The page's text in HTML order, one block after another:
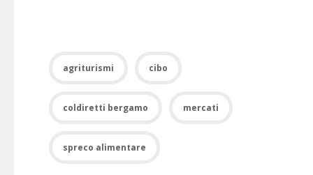
agriturismi cibo
coldiretti bergamo mercati
spreco alimentare